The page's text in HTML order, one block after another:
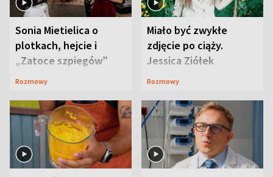
Sonia Mietielica o
plotkach, hejcie i
„Zatoce szpiegów”
Rozmowy
Miało być zwykłe
zdjęcie po ciąży.
Jessica Ziółek
wywołała lawinę
Rozmowy